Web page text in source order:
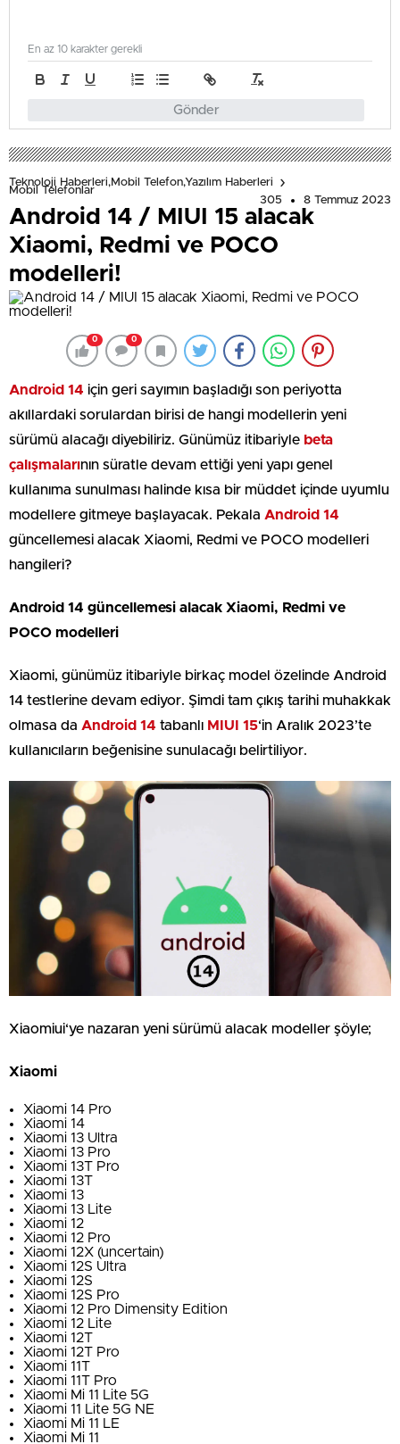
Gönder
En az 10 karakter gerekli
Teknoloji Haberleri,Mobil Telefon,Yazılım Haberleri
Mobil Telefonlar
305
8 Temmuz 2023
Android 14 / MIUI 15 alacak
Xiaomi, Redmi ve POCO
modelleri!
0 0
Android 14 için geri sayımın başladığı son periyotta
akıllardaki sorulardan birisi de hangi modellerin yeni
sürümü alacağı diyebiliriz. Günümüz itibariyle beta
çalışmalarının süratle devam ettiği yeni yapı genel
kullanıma sunulması halinde kısa bir müddet içinde uyumlu
modellere gitmeye başlayacak. Pekala Android 14
güncellemesi alacak Xiaomi, Redmi ve POCO modelleri
hangileri?
Android 14 güncellemesi alacak Xiaomi, Redmi ve
POCO modelleri
Xiaomi, günümüz itibariyle birkaç model özelinde Android
14 testlerine devam ediyor. Şimdi tam çıkış tarihi muhakkak
olmasa da Android 14 tabanlı MIUI 15‘in Aralık 2023’te
kullanıcıların beğenisine sunulacağı belirtiliyor.
Xiaomiui‘ye nazaran yeni sürümü alacak modeller şöyle;
Xiaomi
Xiaomi 14 Pro
Xiaomi 14
Xiaomi 13 Ultra
Xiaomi 13 Pro
Xiaomi 13T Pro
Xiaomi 13T
Xiaomi 13
Xiaomi 13 Lite
Xiaomi 12
Xiaomi 12 Pro
Xiaomi 12X (uncertain)
Xiaomi 12S Ultra
Xiaomi 12S
Xiaomi 12S Pro
Xiaomi 12 Pro Dimensity Edition
Xiaomi 12 Lite
Xiaomi 12T
Xiaomi 12T Pro
Xiaomi 11T
Xiaomi 11T Pro
Xiaomi Mi 11 Lite 5G
Xiaomi 11 Lite 5G NE
Xiaomi Mi 11 LE
Xiaomi Mi 11